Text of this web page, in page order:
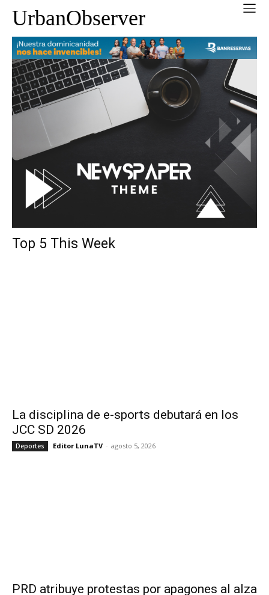
UrbanObserver
Top 5 This Week
La disciplina de e-sports debutará en los
JCC SD 2026
Deportes Editor LunaTV - agosto 5, 2026
PRD atribuye protestas por apagones al alza